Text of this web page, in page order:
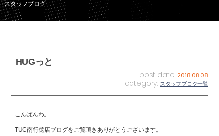
スタッフブログ
HUGっと
post date: 2018.08.08
category: スタッフブログ一覧
こんばんわ。
TUC南行徳店ブログをご覧頂きありがとうございます。